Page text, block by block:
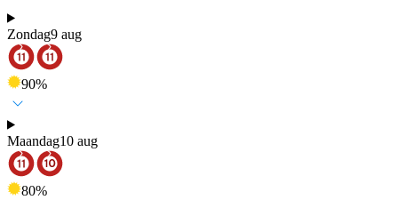
Zondag9 aug
90%
Maandag10 aug
80%